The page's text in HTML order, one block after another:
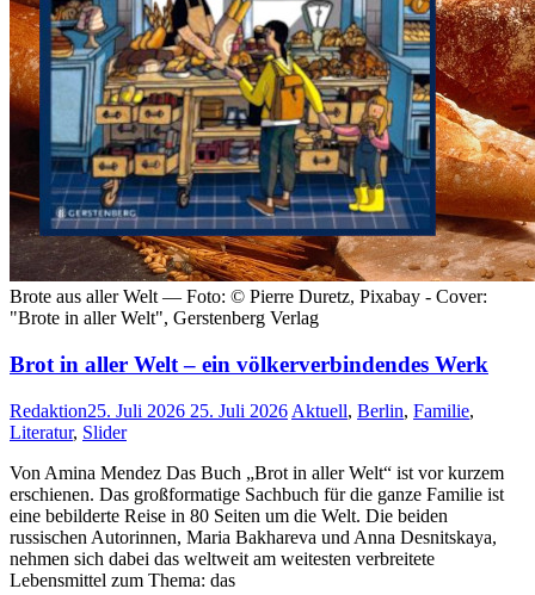
Brote aus aller Welt — Foto: © Pierre Duretz, Pixabay - Cover:
"Brote in aller Welt", Gerstenberg Verlag
Brot in aller Welt – ein völkerverbindendes Werk
Redaktion25. Juli 2026 25. Juli 2026 Aktuell, Berlin, Familie,
Literatur, Slider
Von Amina Mendez Das Buch „Brot in aller Welt“ ist vor kurzem
erschienen. Das großformatige Sachbuch für die ganze Familie ist
eine bebilderte Reise in 80 Seiten um die Welt. Die beiden
russischen Autorinnen, Maria Bakhareva und Anna Desnitskaya,
nehmen sich dabei das weltweit am weitesten verbreitete
Lebensmittel zum Thema: das